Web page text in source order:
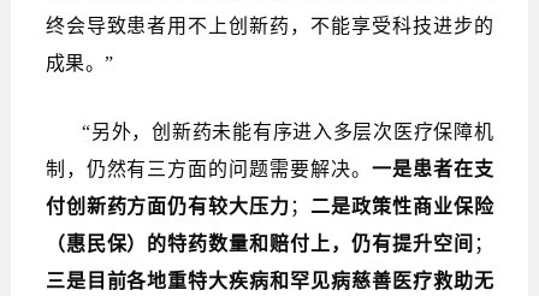
终会导致患者用不上创新药，不能享受科技进步的
成果。”
“另外，创新药未能有序进入多层次医疗保障机
制，仍然有三方面的问题需要解决。 一是患者在支
付创新药方面仍有较大压力 ； 二是政策性商业保险
（惠民保）的特药数量和赔付上，仍有提升空间 ；
三是目前各地重特大疾病和罕见病慈善医疗救助无